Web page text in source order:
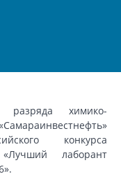
химико-
конкурса
«Лучший лаборант